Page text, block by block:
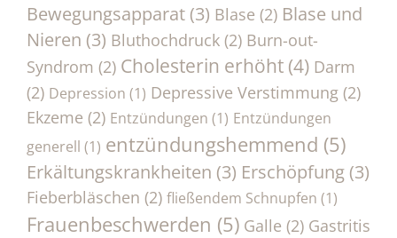
Bewegungsapparat (3) Blase (2) Blase und
Nieren (3) Bluthochdruck (2) Burn-out-
Syndrom (2) Cholesterin erhöht (4) Darm
(2) Depression (1) Depressive Verstimmung (2)
Ekzeme (2) Entzündungen (1) Entzündungen
generell (1) entzündungshemmend (5)
Erkältungskrankheiten (3) Erschöpfung (3)
Fieberbläschen (2) fließendem Schnupfen (1)
Frauenbeschwerden (5) Galle (2) Gastritis